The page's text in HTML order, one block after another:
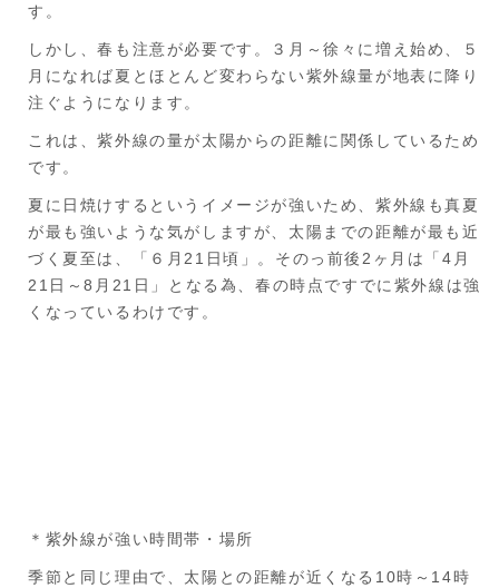
す。
しかし、春も注意が必要です。３月～徐々に増え始め、５
月になれば夏とほとんど変わらない紫外線量が地表に降り
注ぐようになります。
これは、紫外線の量が太陽からの距離に関係しているため
です。
夏に日焼けするというイメージが強いため、紫外線も真夏
が最も強いような気がしますが、太陽までの距離が最も近
づく夏至は、「６月21日頃」。そのっ前後2ヶ月は「4月
21日～8月21日」となる為、春の時点ですでに紫外線は強
くなっているわけです。
＊紫外線が強い時間帯・場所
季節と同じ理由で、太陽との距離が近くなる10時～14時